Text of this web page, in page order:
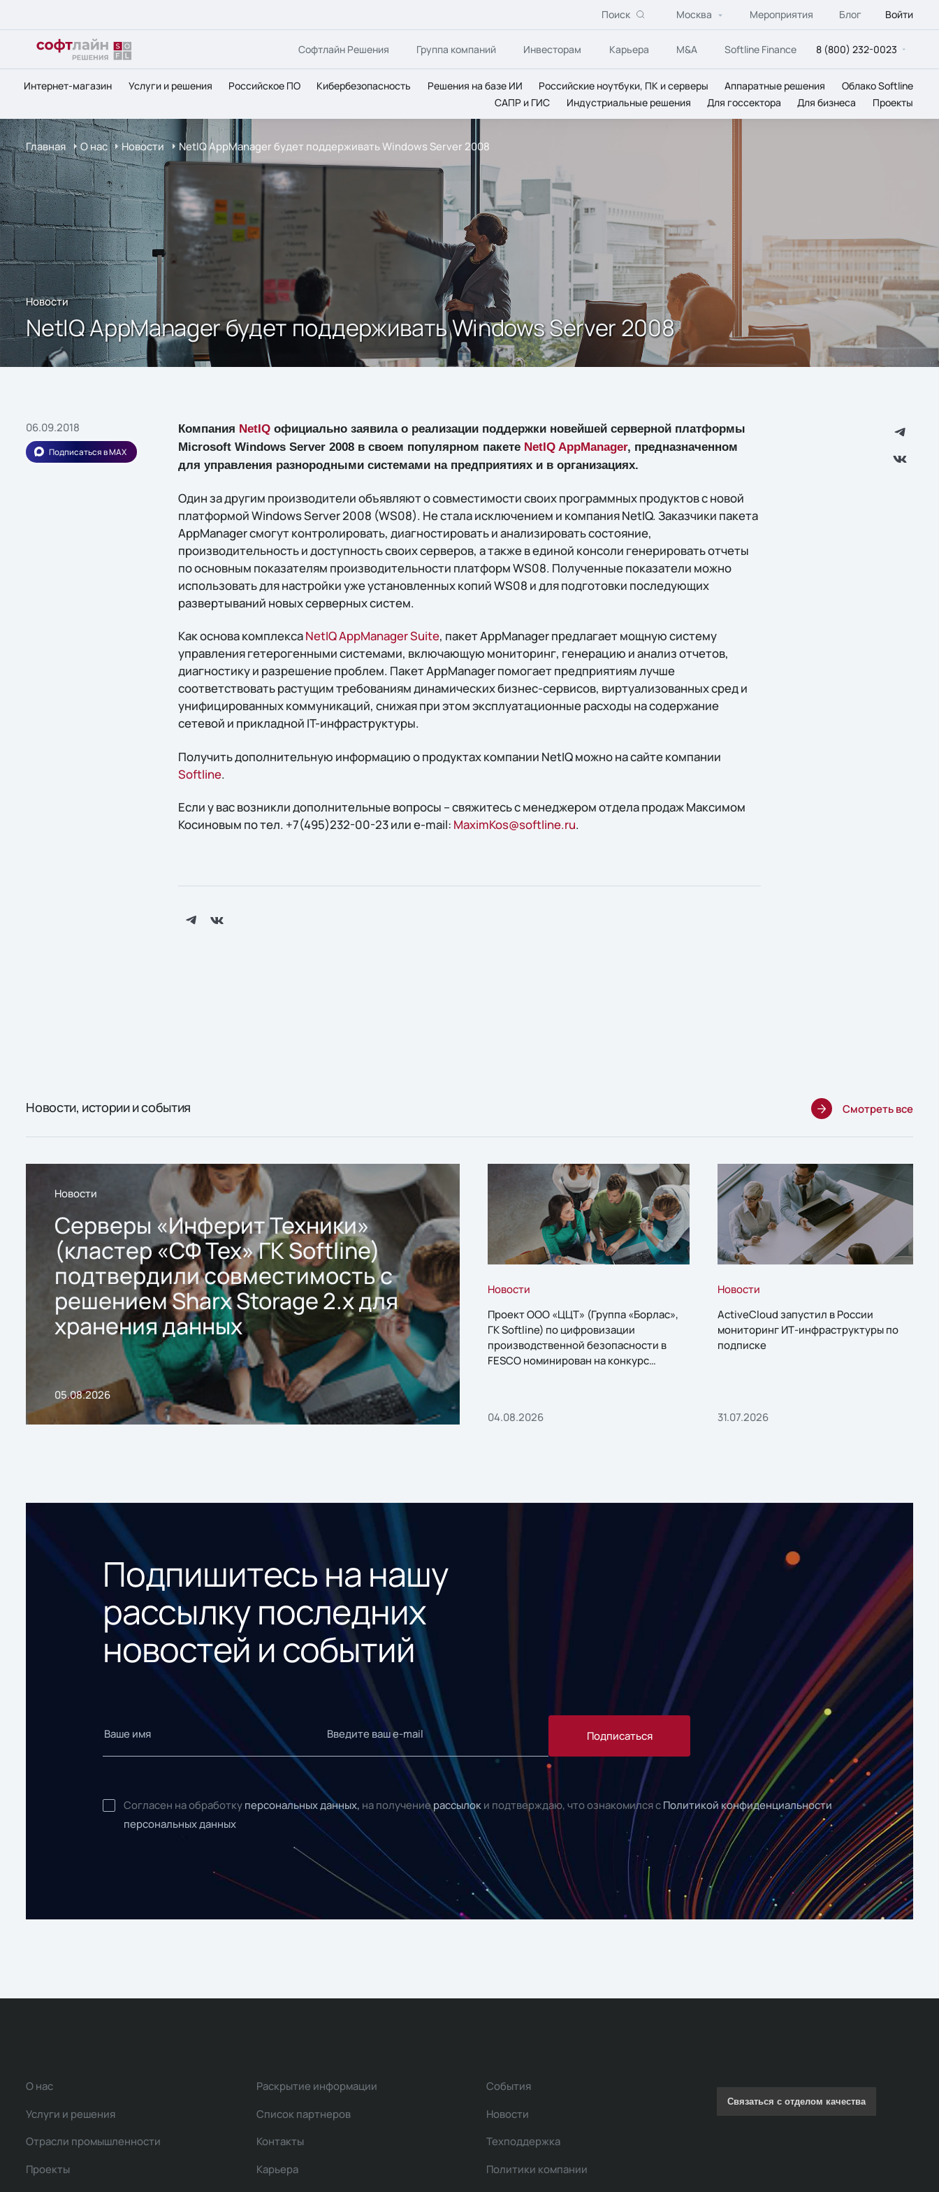
Поиск Москва Мероприятия Блог Войти
Софтлайн Решения Группа компаний Инвесторам Карьера M&A Softline Finance 8 (800) 232-0023
Интернет-магазин Услуги и решения Российское ПО Кибербезопасность Решения на базе ИИ Российские ноутбуки, ПК и серверы Аппаратные решения
Облако Softline
САПР и ГИС
Индустриальные решения Для госсектора Для бизнеса Проекты
Главная О нас Новости NetIQ AppManager будет поддерживать Windows Server 2008
Новости
NetIQ AppManager будет поддерживать Windows Server 2008
06.09.2018
Подписаться в MAX
Компания NetIQофициально заявила о реализации поддержки новейшей серверной платформы
Microsoft Windows Server 2008 в своем популярном пакете NetIQ AppManager, предназначенном
для управления разнородными системами на предприятиях и в организациях.
Один за другим производители объявляют о совместимости своих программных продуктов с новой
платформой Windows Server 2008 (WS08). Не стала исключением и компания NetIQ. Заказчики пакета
AppManager смогут контролировать, диагностировать и анализировать состояние,
производительность и доступность своих серверов, а также в единой консоли генерировать отчеты
по основным показателям производительности платформ WS08. Полученные показатели можно
использовать для настройки уже установленных копий WS08 и для подготовки последующих
развертываний новых серверных систем.
Как основа комплексаNetIQ AppManager Suite, пакет AppManager предлагает мощную систему
управления гетерогенными системами, включающую мониторинг, генерацию и анализ отчетов,
диагностику и разрешение проблем. Пакет AppManager помогает предприятиям лучше
соответствовать растущим требованиям динамических бизнес-сервисов, виртуализованных сред и
унифицированных коммуникаций, снижая при этом эксплуатационные расходы на содержание
сетевой и прикладной IT-инфраструктуры.
Получить дополнительную информацию о продуктах компании NetIQ можно на сайте компании
Softline.
Если у вас возникли дополнительные вопросы – свяжитесь с менеджером отдела продаж Максимом
Косиновым по тел. +7(495)232-00-23 или e-mail: MaximKos@softline.ru.
Новости, истории и события Смотреть все
Новости
Серверы «Инферит Техники»
(кластер «СФ Тех» ГК Softline)
подтвердили совместимость с
решением Sharx Storage 2.x для
хранения данных
05.08.2026
Новости
Проект ООО «ЦЦТ» (Группа «Борлас»,
ГК Softline) по цифровизации
производственной безопасности в
FESCO номинирован на конкурс
04.08.2026
Новости
ActiveCloud запустил в России
мониторинг ИТ-инфраструктуры по
подписке
31.07.2026
Подпишитесь на нашу
рассылку последних
новостей и событий
Подписаться
Согласен на обработку персональных данных, на получениерассылок и подтверждаю, что ознакомился с Политикой конфиденциальности
персональных данных
О нас
Услуги и решения
Отрасли промышленности
Проекты
Раскрытие информации
Список партнеров
Контакты
Карьера
События
Новости
Техподдержка
Политики компании
Связаться с отделом качества